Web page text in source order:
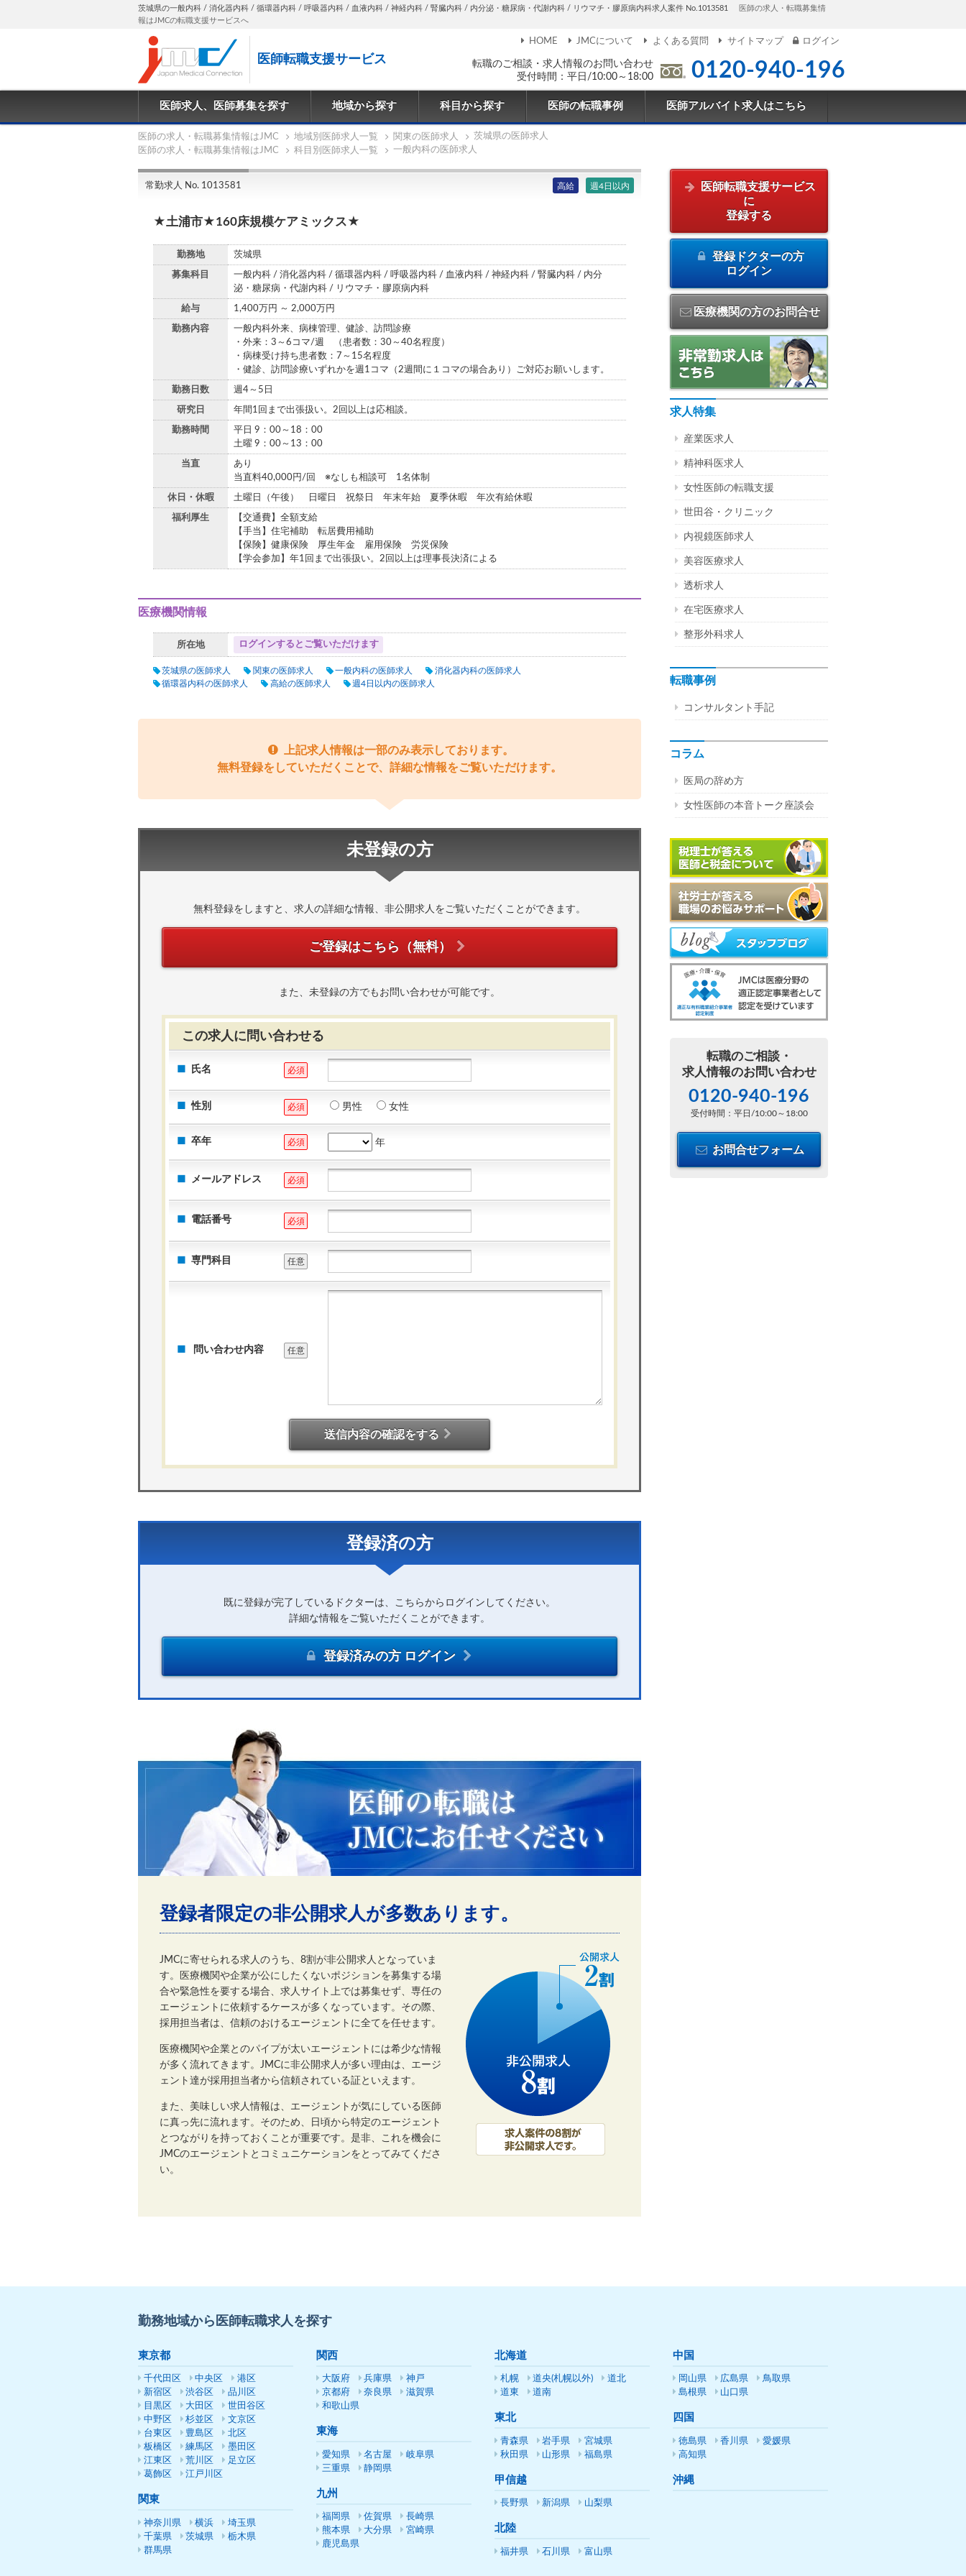
茨城県の一般内科 / 消化器内科 / 循環器内科 / 呼吸器内科 / 血液内科 / 神経内科 / 腎臓内科 / 内分泌・糖尿病・代謝内科 / リウマチ・膠原病内科求人案件 No.1013581
医師の求人・転職募集情
報はJMCの転職支援サービスへ
医師転職支援サービス
転職のご相談・求人情報のお問い合わせ
受付時間：平日/10:00～18:00
0120-940-196
HOME JMCについて よくある質問 サイトマップ ログイン
医師求人、医師募集を探す 地域から探す 科目から探す 医師の転職事例 医師アルバイト求人はこちら
医師の求人・転職募集情報はJMC 地域別医師求人一覧 関東の医師求人
茨城県の医師求人
医師の求人・転職募集情報はJMC
科目別医師求人一覧 一般内科の医師求人
常勤求人 No. 1013581 高給 週4日以内
★土浦市★160床規模ケアミックス★
勤務地 茨城県
募集科目
一般内科 / 消化器内科 / 循環器内科 / 呼吸器内科 / 血液内科 / 神経内科 / 腎臓内科 / 内分
泌・糖尿病・代謝内科 / リウマチ・膠原病内科
給与 1,400万円 ～ 2,000万円
勤務内容
一般内科外来、病棟管理、健診、訪問診療
・外来：3～6コマ/週 （患者数：30～40名程度）
・病棟受け持ち患者数：7～15名程度
・健診、訪問診療いずれかを週1コマ（2週間に１コマの場合あり）ご対応お願いします。
勤務日数 週4～5日
研究日 年間1回まで出張扱い。2回以上は応相談。
勤務時間
平日 9：00～18：00
土曜 9：00～13：00
当直
あり
当直料40,000円/回 ※なしも相談可 1名体制
休日・休暇 土曜日（午後） 日曜日 祝祭日 年末年始 夏季休暇 年次有給休暇
福利厚生
【交通費】全額支給
【手当】住宅補助 転居費用補助
【保険】健康保険 厚生年金 雇用保険 労災保険
【学会参加】年1回まで出張扱い。2回以上は理事長決済による
医療機関情報
所在地 ログインするとご覧いただけます
茨城県の医師求人 関東の医師求人 一般内科の医師求人
消化器内科の医師求人
循環器内科の医師求人
高給の医師求人 週4日以内の医師求人
上記求人情報は一部のみ表示しております。
無料登録をしていただくことで、詳細な情報をご覧いただけます。
未登録の方
無料登録をしますと、求人の詳細な情報、非公開求人をご覧いただくことができます。
ご登録はこちら（無料）
また、未登録の方でもお問い合わせが可能です。
この求人に問い合わせる
氏名 必須
性別 必須 男性 女性
卒年 必須 年
メールアドレス 必須
電話番号 必須
専門科目 任意
問い合わせ内容 任意
送信内容の確認をする
登録済の方
既に登録が完了しているドクターは、こちらからログインしてください。
詳細な情報をご覧いただくことができます。
登録済みの方 ログイン
登録者限定の非公開求人が多数あります。
JMCに寄せられる求人のうち、8割が非公開求人となっていま
す。医療機関や企業が公にしたくないポジションを募集する場
合や緊急性を要する場合、求人サイト上では募集せず、専任の
エージェントに依頼するケースが多くなっています。その際、
採用担当者は、信頼のおけるエージェントに全てを任せます。
医療機関や企業とのパイプが太いエージェントには希少な情報
が多く流れてきます。JMCに非公開求人が多い理由は、エージ
ェント達が採用担当者から信頼されている証といえます。
また、美味しい求人情報は、エージェントが気にしている医師
に真っ先に流れます。そのため、日頃から特定のエージェント
とつながりを持っておくことが重要です。是非、これを機会に
JMCのエージェントとコミュニケーションをとってみてくださ
い。
医師転職支援サービス
に
登録する
登録ドクターの方
ログイン
医療機関の方のお問合せ
求人特集
産業医求人
精神科医求人
女性医師の転職支援
世田谷・クリニック
内視鏡医師求人
美容医療求人
透析求人
在宅医療求人
整形外科求人
転職事例
コンサルタント手記
コラム
医局の辞め方
女性医師の本音トーク座談会
転職のご相談・
求人情報のお問い合わせ
0120-940-196
受付時間：平日/10:00～18:00
お問合せフォーム
勤務地域から医師転職求人を探す
東京都
千代田区 中央区
港区
新宿区
渋谷区
品川区
目黒区
大田区
世田谷区
中野区
杉並区
文京区
台東区
豊島区
北区
板橋区
練馬区
墨田区
江東区
荒川区
足立区
葛飾区
江戸川区
関東
神奈川県 横浜
埼玉県
千葉県
茨城県
栃木県
群馬県
関西
大阪府 兵庫県
神戸
京都府
奈良県
滋賀県
和歌山県
東海
愛知県 名古屋
岐阜県
三重県
静岡県
九州
福岡県 佐賀県
長崎県
熊本県
大分県
宮崎県
鹿児島県
北海道
札幌 道央(札幌以外)
道北
道東
道南
東北
青森県 岩手県
宮城県
秋田県
山形県 福島県
甲信越
長野県 新潟県 山梨県
北陸
福井県 石川県 富山県
中国
岡山県 広島県
鳥取県
島根県
山口県
四国
徳島県 香川県
愛媛県
高知県
沖縄